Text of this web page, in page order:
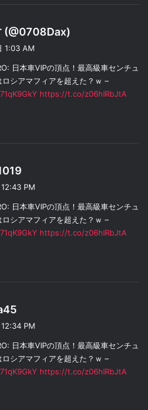
(@0708Dax)
1:03 AM
日本車VIPの頂点！最高級車センチュ
ロシアマフィアを超えた？ｗ –
https://t.co/z06hIRbJtA
り
PM
日本車VIPの頂点！最高級車センチュ
ロシアマフィアを超えた？ｗ –
https://t.co/z06hIRbJtA
り
PM
日本車VIPの頂点！最高級車センチュ
ロシアマフィアを超えた？ｗ –
https://t.co/z06hIRbJtA